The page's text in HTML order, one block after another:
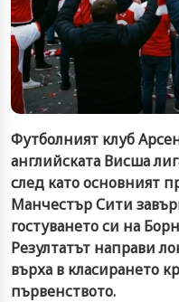
Футболният клуб
английската Висша
след като основният
Манчестър Сити
гостуването си на
Резултатът направи
върха в класирането
първенството.